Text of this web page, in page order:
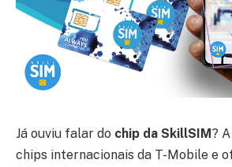
Já ouviu falar do chip da SkillSIM?
chips internacionais da T-Mobile e